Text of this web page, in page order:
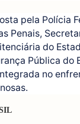
pela Polícia
Penais,
do
Pública do
no